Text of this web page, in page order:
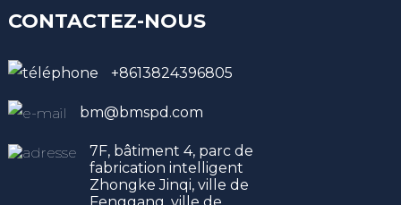
CONTACTEZ-NOUS
+8613824396805
bm@bmspd.com
7F, bâtiment 4, parc de
fabrication intelligent
Zhongke Jinqi, ville de